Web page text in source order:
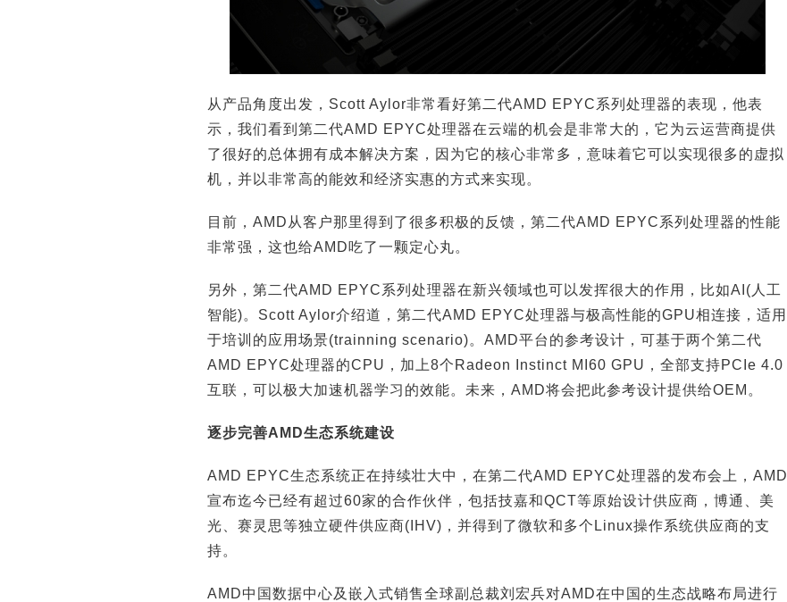
从产品角度出发，Scott Aylor非常看好第二代AMD EPYC系列处理器的表现，他表
示，我们看到第二代AMD EPYC处理器在云端的机会是非常大的，它为云运营商提供
了很好的总体拥有成本解决方案，因为它的核心非常多，意味着它可以实现很多的虚拟
机，并以非常高的能效和经济实惠的方式来实现。
目前，AMD从客户那里得到了很多积极的反馈，第二代AMD EPYC系列处理器的性能
非常强，这也给AMD吃了一颗定心丸。
另外，第二代AMD EPYC系列处理器在新兴领域也可以发挥很大的作用，比如AI(人工
智能)。Scott Aylor介绍道，第二代AMD EPYC处理器与极高性能的GPU相连接，适用
于培训的应用场景(trainning scenario)。AMD平台的参考设计，可基于两个第二代
AMD EPYC处理器的CPU，加上8个Radeon Instinct MI60 GPU，全部支持PCIe 4.0
互联，可以极大加速机器学习的效能。未来，AMD将会把此参考设计提供给OEM。
逐步完善AMD生态系统建设
AMD EPYC生态系统正在持续壮大中，在第二代AMD EPYC处理器的发布会上，AMD
宣布迄今已经有超过60家的合作伙伴，包括技嘉和QCT等原始设计供应商，博通、美
光、赛灵思等独立硬件供应商(IHV)，并得到了微软和多个Linux操作系统供应商的支
持。
AMD中国数据中心及嵌入式销售全球副总裁刘宏兵对AMD在中国的生态战略布局进行